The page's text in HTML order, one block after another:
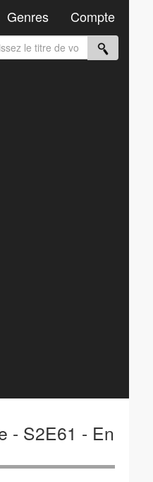
- S2E61 - En
Genres Compte